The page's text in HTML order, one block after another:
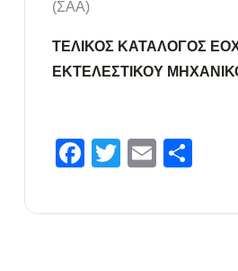
(ΣΑΑ)
ΤΕΛΙΚΟΣ ΚΑΤΑΛΟΓΟΣ
ΕΚΤΕΛΕΣΤΙΚΟΥ
Facebook
Twitter
Email